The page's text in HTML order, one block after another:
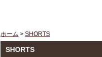
ホーム > SHORTS
SHORTS